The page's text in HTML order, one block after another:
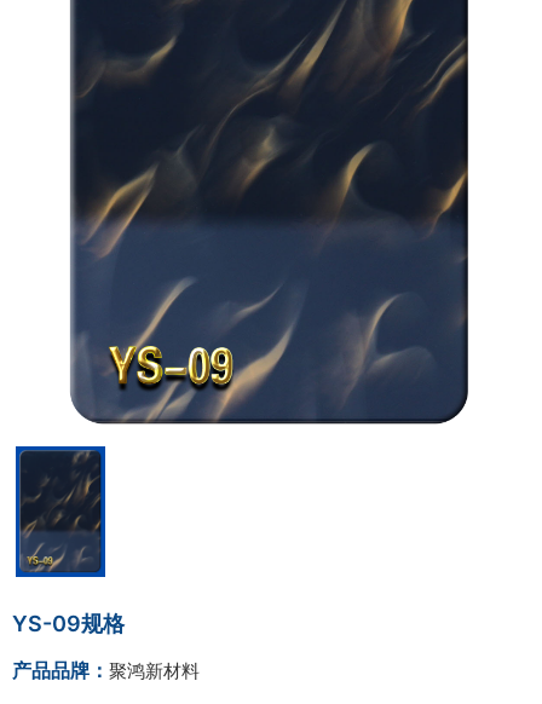
YS-09规格
产品品牌： 聚鸿新材料